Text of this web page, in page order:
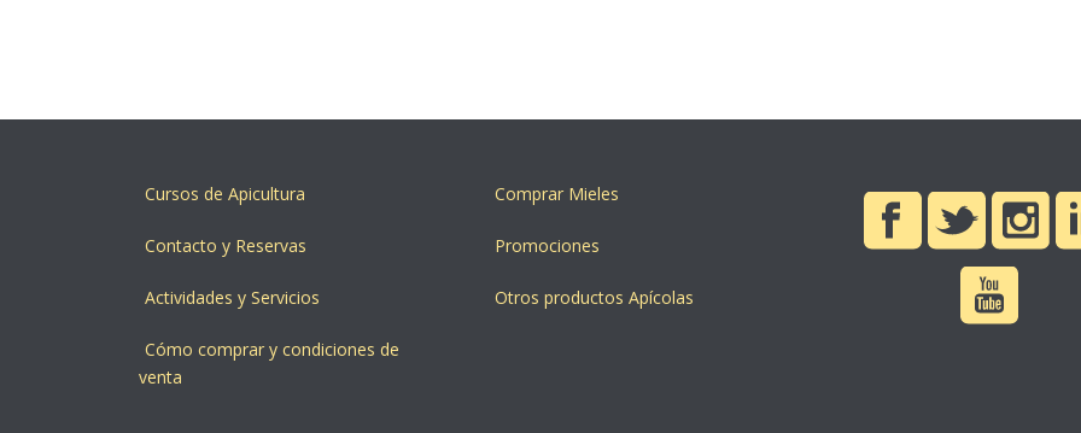
Cursos de Apicultura
Contacto y Reservas
Actividades y Servicios
Cómo comprar y condiciones de
venta
Comprar Mieles
Promociones
Otros productos Apícolas